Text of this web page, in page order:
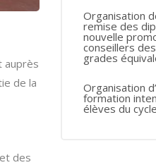
auprès
de la
des
Organisation
remise des
nouvelle
conseillers
grades
Organisation
formation
élèves du